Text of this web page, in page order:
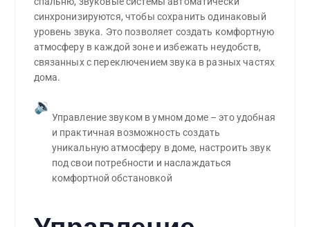
синхронизируются, чтобы сохранить одинаковый
уровень звука. Это позволяет создать комфортную
атмосферу в каждой зоне и избежать неудобств,
связанных с переключением звука в разных частях
дома.
🔉
Управление звуком в умном доме – это удобная
и практичная возможность создать
уникальную атмосферу в доме, настроить звук
под свои потребности и наслаждаться
комфортной обстановкой